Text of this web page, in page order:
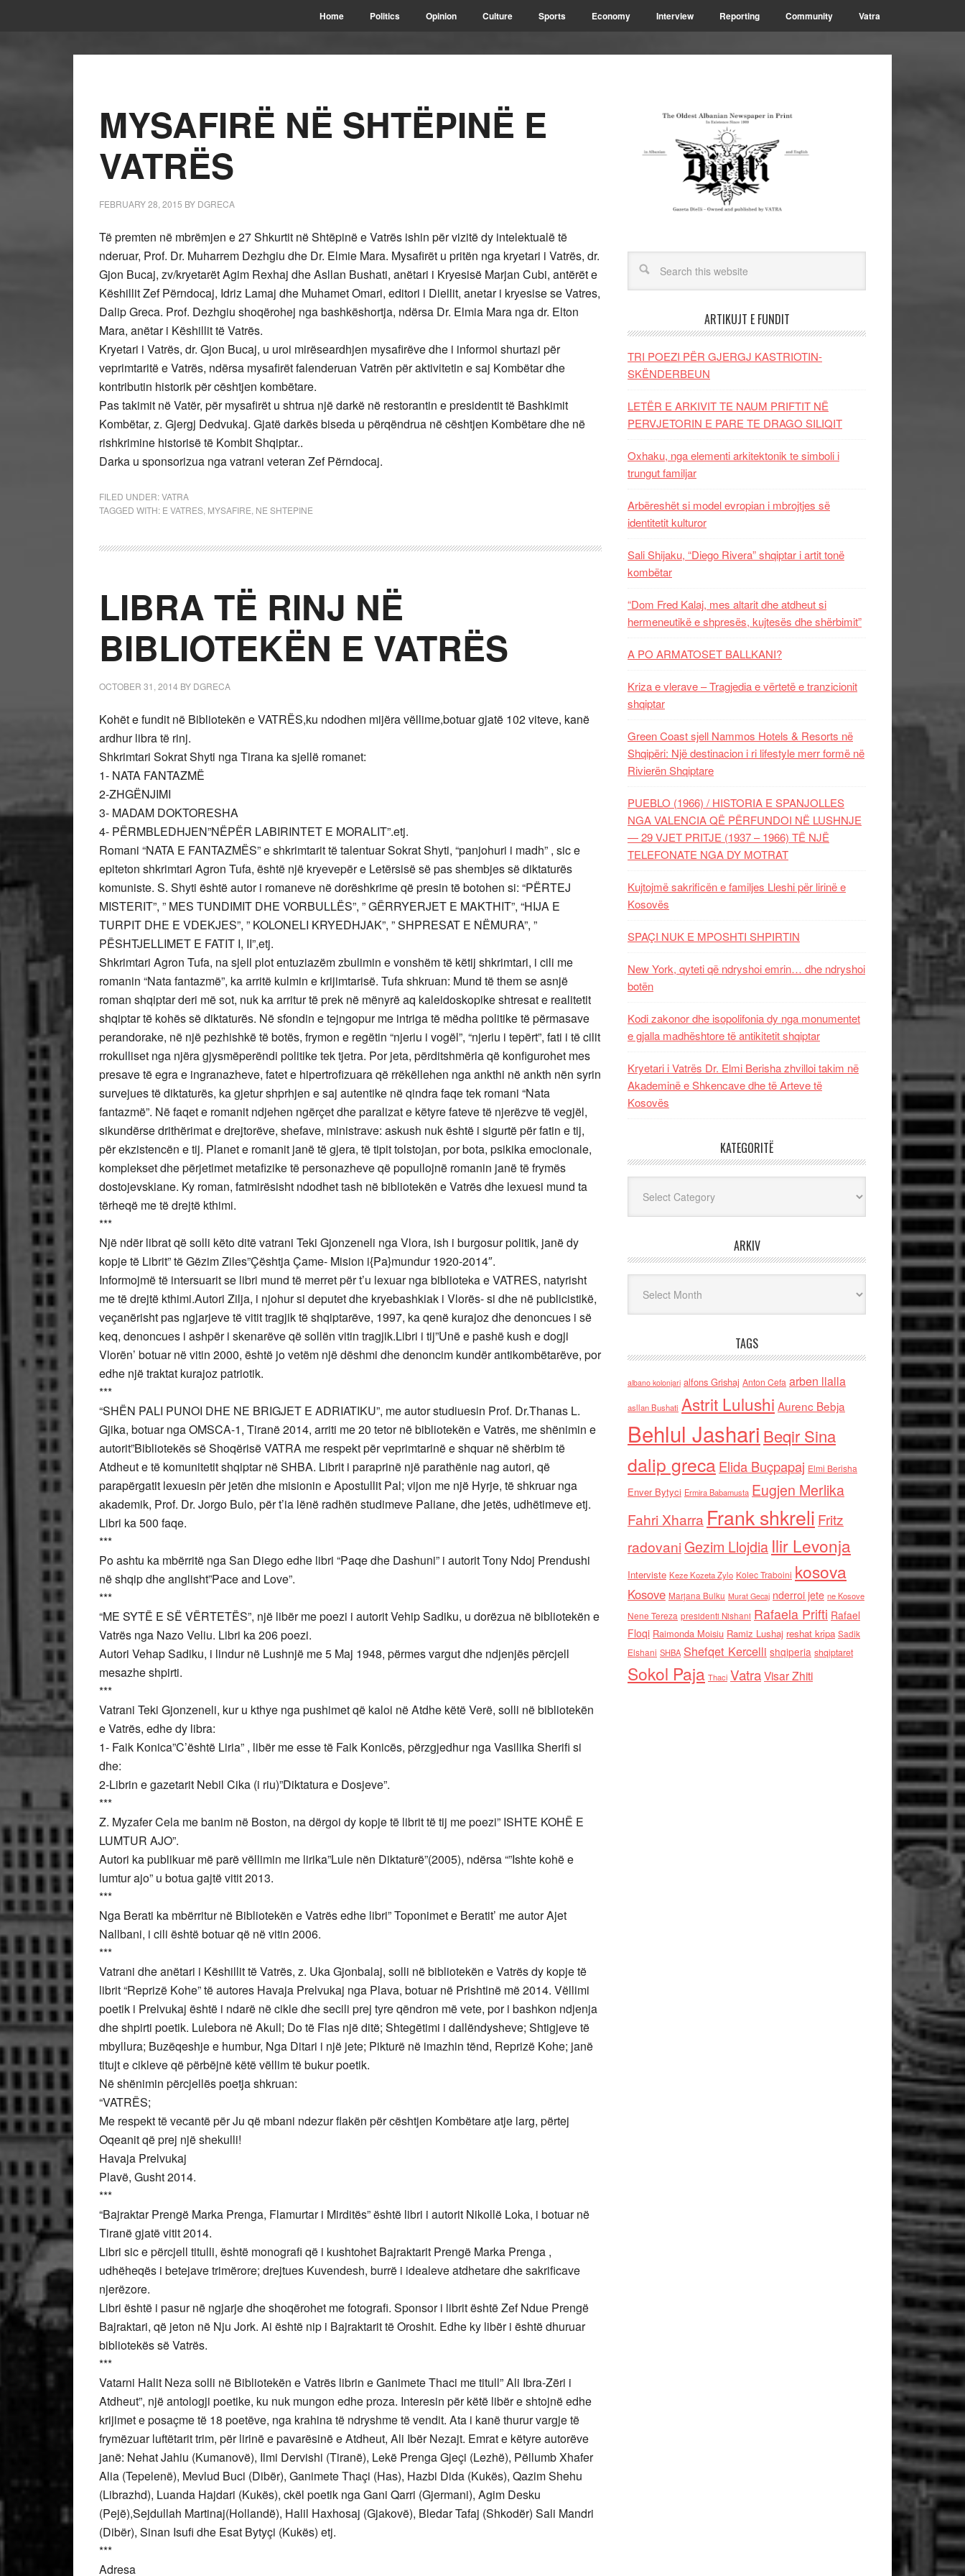
Home Politics Opinion Culture Sports Economy Interview Reporting Community Vatra
MYSAFIRË NË SHTËPINË E
VATRËS
FEBRUARY 28, 2015 BY DGRECA
Të premten në mbrëmjen e 27 Shkurtit në Shtëpinë e Vatrës ishin për vizitë dy intelektualë të
nderuar, Prof. Dr. Muharrem Dezhgiu dhe Dr. Elmie Mara. Mysafirët u pritën nga kryetari i Vatrës, dr.
Gjon Bucaj, zv/kryetarët Agim Rexhaj dhe Asllan Bushati, anëtari i Kryesisë Marjan Cubi, antërët e
Këshillit Zef Përndocaj, Idriz Lamaj dhe Muhamet Omari, editori i Diellit, anetar i kryesise se Vatres,
Dalip Greca. Prof. Dezhgiu shoqërohej nga bashkëshortja, ndërsa Dr. Elmia Mara nga dr. Elton
Mara, anëtar i Këshillit të Vatrës.
Kryetari i Vatrës, dr. Gjon Bucaj, u uroi mirëseardhjen mysafirëve dhe i informoi shurtazi për
veprimtaritë e Vatrës, ndërsa mysafirët falenderuan Vatrën për aktivitetin e saj Kombëtar dhe
kontributin historik për cështjen kombëtare.
Pas takimit në Vatër, për mysafirët u shtrua një darkë në restorantin e presidentit të Bashkimit
Kombëtar, z. Gjergj Dedvukaj. Gjatë darkës biseda u përqëndrua në cështjen Kombëtare dhe në
rishkrimine historisë të Kombit Shqiptar..
Darka u sponsorizua nga vatrani veteran Zef Përndocaj.
FILED UNDER:VATRA
TAGGED WITH: E VATRES MYSAFIRE NE SHTEPINE
LIBRA TË RINJ NË
BIBLIOTEKËN E VATRËS
OCTOBER 31, 2014 BY DGRECA
Kohët e fundit në Bibliotekën e VATRËS,ku ndodhen mijëra vëllime,botuar gjatë 102 viteve, kanë
ardhur libra të rinj.
Shkrimtari Sokrat Shyti nga Tirana ka sjellë romanet:
1- NATA FANTAZMË
2-ZHGËNJIMI
3- MADAM DOKTORESHA
4- PËRMBLEDHJEN”NËPËR LABIRINTET E MORALIT”.etj.
Romani “NATA E FANTAZMËS” e shkrimtarit të talentuar Sokrat Shyti, “panjohuri i madh” , sic e
epiteton shkrimtari Agron Tufa, është një kryevepër e Letërsisë së pas shembjes së diktaturës
komuniste. S. Shyti është autor i romaneve në dorëshkrime që presin të botohen si: “PËRTEJ
MISTERIT”, ” MES TUNDIMIT DHE VORBULLËS”, ” GËRRYERJET E MAKTHIT”, “HIJA E
TURPIT DHE E VDEKJES”, ” KOLONELI KRYEDHJAK”, ” SHPRESAT E NËMURA”, ”
PËSHTJELLIMET E FATIT I, II”,etj.
Shkrimtari Agron Tufa, na sjell plot entuziazëm zbulimin e vonshëm të këtij shkrimtari, i cili me
romanin “Nata fantazmë”, ka arritë kulmin e krijimtarisë. Tufa shkruan: Mund të them se asnjë
roman shqiptar deri më sot, nuk ka arritur të prek në mënyrë aq kaleidoskopike shtresat e realitetit
shqiptar të kohës së diktaturës. Në sfondin e tejngopur me intriga të mëdha politike të përmasave
perandorake, në një pezhishkë të botës, frymon e regëtin “njeriu i vogël”, “njeriu i tepërt”, fati i të cilit
rrokulliset nga njëra gjysmëperëndi politike tek tjetra. Por jeta, përditshmëria që konfigurohet mes
presave të egra e ingranazheve, fatet e hipertrofizuara që rrëkëllehen nga ankthi në ankth nën syrin
survejues të diktaturës, ka gjetur shprhjen e saj autentike në qindra faqe tek romani “Nata
fantazmë”. Në faqet e romanit ndjehen ngërçet dhe paralizat e këtyre fateve të njerëzve të vegjël,
sikundërse drithërimat e drejtorëve, shefave, ministrave: askush nuk është i sigurtë për fatin e tij,
për ekzistencën e tij. Planet e romanit janë të gjera, të tipit tolstojan, por bota, psikika emocionale,
komplekset dhe përjetimet metafizike të personazheve që popullojnë romanin janë të frymës
dostojevskiane. Ky roman, fatmirësisht ndodhet tash në bibliotekën e Vatrës dhe lexuesi mund ta
tërheqë me të drejtë kthimi.
***
Një ndër librat që solli këto ditë vatrani Teki Gjonzeneli nga Vlora, ish i burgosur politik, janë dy
kopje të Librit” të Gëzim Ziles”Çështja Çame- Mision i{Pa}mundur 1920-2014″.
Informojmë të intersuarit se libri mund të merret për t’u lexuar nga biblioteka e VATRES, natyrisht
me të drejtë kthimi.Autori Zilja, i njohur si deputet dhe kryebashkiak i Vlorës- si dhe në publicistikë,
veçanërisht pas ngjarjeve të vitit tragjik të shqiptarëve, 1997, ka qenë kurajoz dhe denoncues i së
keq, denoncues i ashpër i skenarëve që sollën vitin tragjik.Libri i tij”Unë e pashë kush e dogji
Vlorën’ botuar në vitin 2000, është jo vetëm një dëshmi dhe denoncim kundër antikombëtarëve, por
edhe një traktat kurajoz patriotik.
***
“SHËN PALI PUNOI DHE NE BRIGJET E ADRIATIKU”, me autor studiuesin Prof. Dr.Thanas L.
Gjika, botuar nga OMSCA-1, Tiranë 2014, arriti me 20 tetor në bibliotekën e Vatrës, me shënimin e
autorit”Bibliotekës së Shoqërisë VATRA me respekt për veprimtarinë e shquar në shërbim të
Atdheut e të komunitetit shqiptar në SHBA. Librit i paraprinë një parathënie nag autori, që
parapërgatit lexuesin për jetën dhe misionin e Apostullit Pal; vijon me një Hyrje, të shkruar nga
akademik, Prof. Dr. Jorgo Bulo, për t’ia lënë radhën studimeve Paliane, dhe jetës, udhëtimeve etj.
Libri ka 500 faqe.
***
Po ashtu ka mbërritë nga San Diego edhe libri “Paqe dhe Dashuni” i autorit Tony Ndoj Prendushi
në shqip dhe anglisht”Pace and Love”.
***
“ME SYTË E SË VËRTETËS”, një libër me poezi i autorit Vehip Sadiku, u dorëzua në bibliotekën e
Vatrës nga Nazo Veliu. Libri ka 206 poezi.
Autori Vehap Sadiku, i lindur në Lushnjë me 5 Maj 1948, përmes vargut dhe ndjenjës përcjell
mesazhe shpirti.
***
Vatrani Teki Gjonzeneli, kur u kthye nga pushimet që kaloi në Atdhe këtë Verë, solli në bibliotekën
e Vatrës, edhe dy libra:
1- Faik Konica”C’është Liria” , libër me esse të Faik Konicës, përzgjedhur nga Vasilika Sherifi si
dhe:
2-Librin e gazetarit Nebil Cika (i riu)”Diktatura e Dosjeve”.
***
Z. Myzafer Cela me banim në Boston, na dërgoi dy kopje të librit të tij me poezi” ISHTE KOHË E
LUMTUR AJO”.
Autori ka publikuar më parë vëllimin me lirika”Lule nën Diktaturë”(2005), ndërsa “”Ishte kohë e
lumtur ajo” u botua gajtë vitit 2013.
***
Nga Berati ka mbërritur në Bibliotekën e Vatrës edhe libri” Toponimet e Beratit’ me autor Ajet
Nallbani, i cili është botuar që në vitin 2006.
***
Vatrani dhe anëtari i Këshillit të Vatrës, z. Uka Gjonbalaj, solli në bibliotekën e Vatrës dy kopje të
librit “Reprizë Kohe” të autores Havaja Prelvukaj nga Plava, botuar në Prishtinë më 2014. Vëllimi
poetik i Prelvukaj është i ndarë në cikle dhe secili prej tyre qëndron më vete, por i bashkon ndjenja
dhe shpirti poetik. Lulebora në Akull; Do të Flas një ditë; Shtegëtimi i dallëndysheve; Shtigjeve të
mbyllura; Buzëqeshje e humbur, Nga Ditari i një jete; Pikturë në imazhin tënd, Reprizë Kohe; janë
titujt e cikleve që përbëjnë këtë vëllim të bukur poetik.
Në shënimin përcjellës poetja shkruan:
“VATRËS;
Me respekt të vecantë për Ju që mbani ndezur flakën për cështjen Kombëtare atje larg, përtej
Oqeanit që prej një shekulli!
Havaja Prelvukaj
Plavë, Gusht 2014.
***
“Bajraktar Prengë Marka Prenga, Flamurtar i Mirditës” është libri i autorit Nikollë Loka, i botuar në
Tiranë gjatë vitit 2014.
Libri sic e përcjell titulli, është monografi që i kushtohet Bajraktarit Prengë Marka Prenga ,
udhëheqës i betejave trimërore; drejtues Kuvendesh, burrë i idealeve atdhetare dhe sakrificave
njerëzore.
Libri është i pasur në ngjarje dhe shoqërohet me fotografi. Sponsor i librit është Zef Ndue Prengë
Bajraktari, që jeton në Nju Jork. Ai është nip i Bajraktarit të Oroshit. Edhe ky libër i është dhuruar
bibliotekës së Vatrës.
***
Vatarni Halit Neza solli në Bibliotekën e Vatrës librin e Ganimete Thaci me titull” Ali Ibra-Zëri i
Atdheut”, një antologji poetike, ku nuk mungon edhe proza. Interesin për këtë libër e shtojnë edhe
krijimet e posaçme të 18 poetëve, nga krahina të ndryshme të vendit. Ata i kanë thurur vargje të
frymëzuar luftëtarit trim, për lirinë e pavarësinë e Atdheut, Ali Ibër Nezajt. Emrat e këtyre autorëve
janë: Nehat Jahiu (Kumanovë), Ilmi Dervishi (Tiranë), Lekë Prenga Gjeçi (Lezhë), Pëllumb Xhafer
Alia (Tepelenë), Mevlud Buci (Dibër), Ganimete Thaçi (Has), Hazbi Dida (Kukës), Qazim Shehu
(Librazhd), Luanda Hajdari (Kukës), ckël poetik nga Gani Qarri (Gjermani), Agim Desku
(Pejë),Sejdullah Martinaj(Hollandë), Halil Haxhosaj (Gjakovë), Bledar Tafaj (Shkodër) Sali Mandri
(Dibër), Sinan Isufi dhe Esat Bytyçi (Kukës) etj.
***
Adresa
ARTIKUJT E FUNDIT
TRI POEZI PËR GJERGJ KASTRIOTIN-
SKËNDERBEUN
LETËR E ARKIVIT TE NAUM PRIFTIT NË
PERVJETORIN E PARE TE DRAGO SILIQIT
Oxhaku, nga elementi arkitektonik te simboli i
trungut familjar
Arbëreshët si model evropian i mbrojtjes së
identitetit kulturor
Sali Shijaku, “Diego Rivera” shqiptar i artit tonë
kombëtar
“Dom Fred Kalaj, mes altarit dhe atdheut si
hermeneutikë e shpresës, kujtesës dhe shërbimit”
A PO ARMATOSET BALLKANI?
Kriza e vlerave – Tragjedia e vërtetë e tranzicionit
shqiptar
Green Coast sjell Nammos Hotels & Resorts në
Shqipëri: Një destinacion i ri lifestyle merr formë në
Rivierën Shqiptare
PUEBLO (1966) / HISTORIA E SPANJOLLES
NGA VALENCIA QË PËRFUNDOI NË LUSHNJE
— 29 VJET PRITJE (1937 – 1966) TË NJË
TELEFONATE NGA DY MOTRAT
Kujtojmë sakrificën e familjes Lleshi për lirinë e
Kosovës
SPAÇI NUK E MPOSHTI SHPIRTIN
New York, qyteti që ndryshoi emrin… dhe ndryshoi
botën
Kodi zakonor dhe isopolifonia dy nga monumentet
e gjalla madhështore të antikitetit shqiptar
Kryetari i Vatrës Dr. Elmi Berisha zhvilloi takim në
Akademinë e Shkencave dhe të Arteve të
Kosovës
KATEGORITË
ARKIV
TAGS
albano kolonjari alfons Grishaj Anton Cefa arben llalla
asllan Bushati Astrit Lulushi Aurenc Bebja
Behlul Jashari Beqir Sina
dalip grecaElida Buçpapaj Elmi Berisha
Enver Bytyci Ermira Babamusta Eugjen Merlika
Fahri Xharra Frank shkreli Fritz
radovaniGezim Llojdia Ilir Levonja
Interviste Keze Kozeta Zylo Kolec Traboini kosova
Kosove Marjana Bulku Murat Gecaj nderroi jete ne Kosove
Nene Tereza presidenti Nishani Rafaela Prifti Rafael
Floqi Raimonda Moisiu Ramiz Lushaj reshat kripa Sadik
Elshani SHBA Shefqet Kercelli shqiperia shqiptaret
Sokol Paja Thaci VatraVisar Zhiti